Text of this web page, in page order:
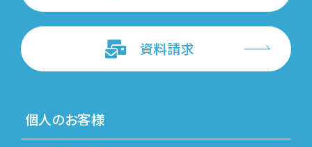
資料請求
個人のお客様